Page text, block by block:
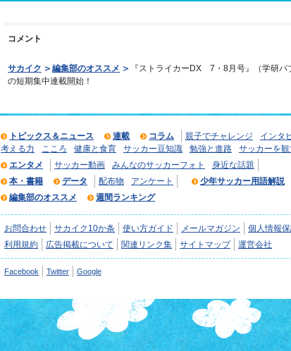
コメント
サカイク 編集部のオススメ
『ストライカーDX 7・8月号』（学研
の短期集中連載開始！
トピックス＆ニュース 連載 コラム 親子でチャレンジ インタ
考える力
こころ 健康と食育 サッカー豆知識 勉強と進路
サッカーを
エンタメ
サッカー動画 みんなのサッカーフォト
身近な話題
本・書籍
データ 配布物 アンケート
少年サッカー用語解説
編集部のオススメ
週間ランキング
お問合わせ サカイク10か条 使い方ガイド メールマガジン 個人情報
利用規約
広告掲載について 関連リンク集 サイトマップ 運営会社
Facebook Twitter Google